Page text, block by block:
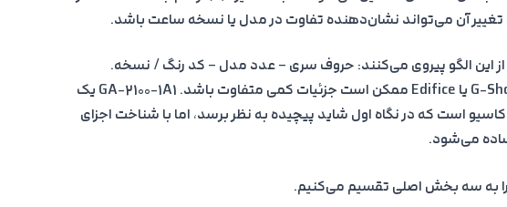
آن می‌تواند نشان‌دهنده تفاوت در مدل یا نسخه ساعت باشد.
این الگو پیروی می‌کنند: حروف سری – عدد مدل – کد رنگ / نسخه.
البته بسته به سری ساعت مثل G-Shock یا Edifice ممکن است جزئیات کمی متفاوت باشد. GA-2100-1A1 یک
است که در نگاه اول شاید پیچیده به نظر برسد، اما با شناخت اجزای
را به سه بخش اصلی تقسیم می‌کنیم.